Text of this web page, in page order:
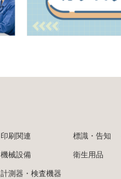
印刷関連
機械設備
計測器・検査機器
標識・告知
衛生用品